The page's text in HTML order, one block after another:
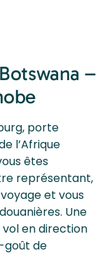
–
porte
l’Afrique
êtes
représentant,
et vous
Une
en direction
goût de